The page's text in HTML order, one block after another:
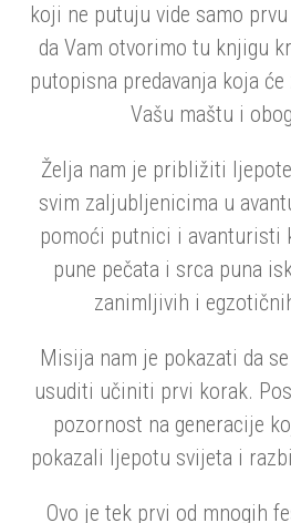
koji ne putuju vide samo
da Vam otvorimo tu knjigu
putopisna predavanja koja
Vašu maštu i
Želja nam je približiti
svim zaljubljenicima u
pomoći putnici i avanturisti
pune pečata i srca puna
zanimljivih i
Misija nam je pokazati da
usuditi učiniti prvi korak.
pozornost na generacije
pokazali ljepotu svijeta i
Ovo je tek prvi od mnogih